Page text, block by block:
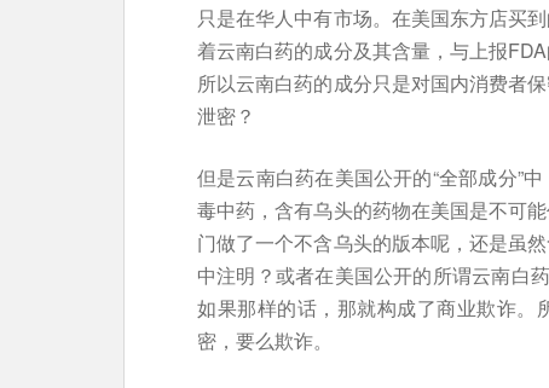
只是在华人中有市场。在美国东方店买
着云南白药的成分及其含量，与上报
所以云南白药的成分只是对国内消费者
泄密？
但是云南白药在美国公开的“全部成分”
毒中药，含有乌头的药物在美国是不可
门做了一个不含乌头的版本呢，还是虽
中注明？或者在美国公开的所谓云南白
如果那样的话，那就构成了商业欺诈。
密，要么欺诈。